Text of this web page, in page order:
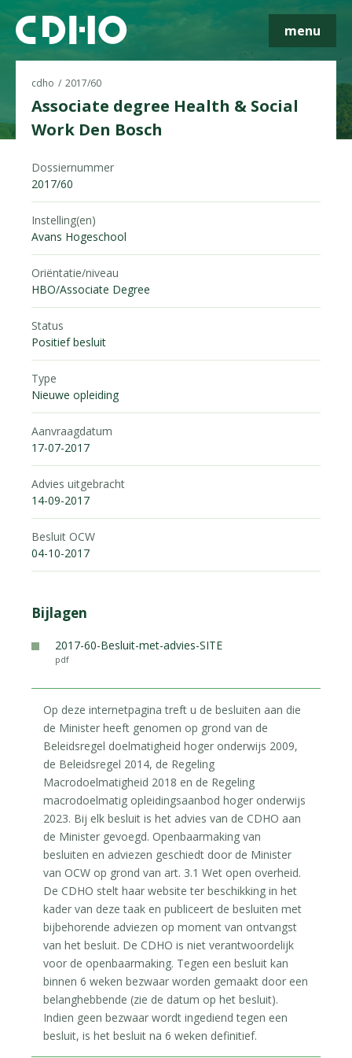
menu
cdho 2017/60
Associate degree Health & Social
Work Den Bosch
Dossiernummer
2017/60
Instelling(en)
Avans Hogeschool
Oriëntatie/niveau
HBO/Associate Degree
Status
Positief besluit
Type
Nieuwe opleiding
Aanvraagdatum
17-07-2017
Advies uitgebracht
14-09-2017
Besluit OCW
04-10-2017
Bijlagen
2017-60-Besluit-met-advies-SITE
pdf
Op deze internetpagina treft u de besluiten aan die
de Minister heeft genomen op grond van de
Beleidsregel doelmatigheid hoger onderwijs 2009,
de Beleidsregel 2014, de Regeling
Macrodoelmatigheid 2018 en de Regeling
macrodoelmatig opleidingsaanbod hoger onderwijs
2023. Bij elk besluit is het advies van de CDHO aan
de Minister gevoegd. Openbaarmaking van
besluiten en adviezen geschiedt door de Minister
van OCW op grond van art. 3.1 Wet open overheid.
De CDHO stelt haar website ter beschikking in het
kader van deze taak en publiceert de besluiten met
bijbehorende adviezen op moment van ontvangst
van het besluit. De CDHO is niet verantwoordelijk
voor de openbaarmaking. Tegen een besluit kan
binnen 6 weken bezwaar worden gemaakt door een
belanghebbende (zie de datum op het besluit).
Indien geen bezwaar wordt ingediend tegen een
besluit, is het besluit na 6 weken definitief.